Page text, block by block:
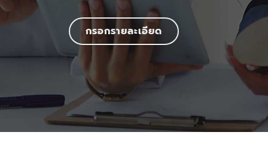
กรอกรายละเอียด